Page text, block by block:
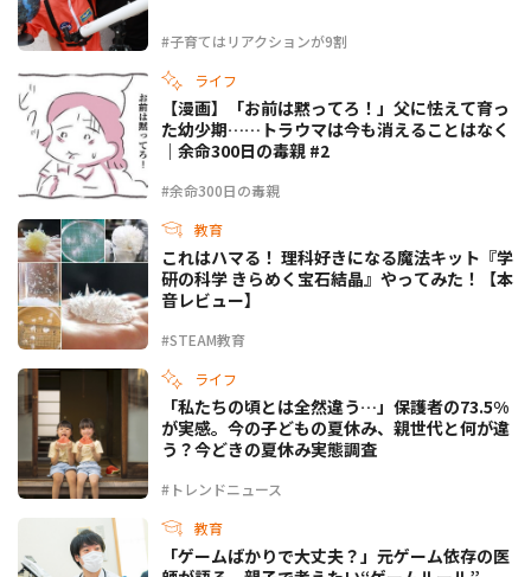
#子育てはリアクションが9割
ライフ
#余命300日の毒親
【漫画】「お前は黙ってろ！」父に怯えて育っ
た幼少期……トラウマは今も消えることはなく
｜余命300日の毒親 #2
教育
#STEAM教育
これはハマる！ 理科好きになる魔法キット『学
研の科学 きらめく宝石結晶』やってみた！【本
音レビュー】
ライフ
#トレンドニュース
「私たちの頃とは全然違う…」保護者の73.5%
が実感。今の子どもの夏休み、親世代と何が違
う？今どきの夏休み実態調査
教育
「ゲームばかりで大丈夫？」元ゲーム依存の医